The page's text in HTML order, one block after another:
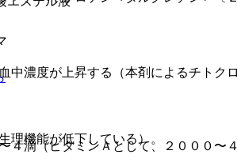
中濃度が上昇する（本剤によるチトク
理機能が低下している）。
４滴（ビタミンＡとして、２０００〜